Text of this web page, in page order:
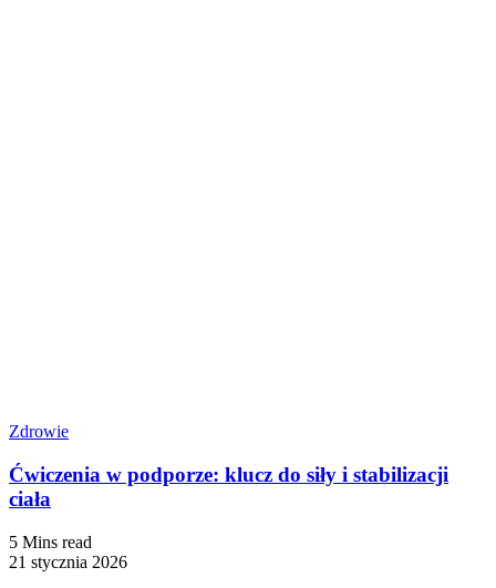
Zdrowie
Ćwiczenia w podporze: klucz do siły i stabilizacji
ciała
5 Mins read
21 stycznia 2026